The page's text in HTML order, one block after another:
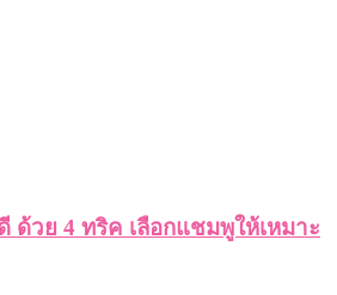
ด้วย 4 ทริค เลือกแชมพูให้เหมาะ